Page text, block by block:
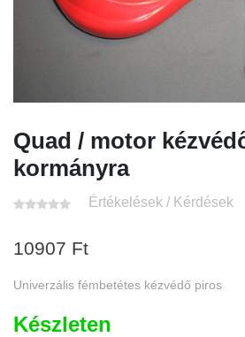
Quad / motor
kormányra
Értékelések / Kérdések
10907 Ft
Univerzális fémbetétes kézvédő piros
Készleten